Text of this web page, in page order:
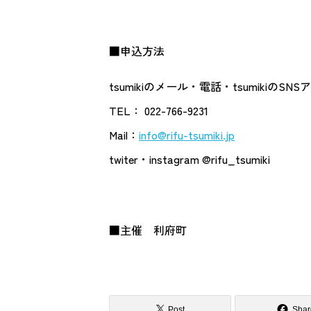
■申込方法
tsumikiのメール・電話・tsumikiのSNS
TEL： 022-766-9231
Mail： info@rifu-tsumiki.jp
twiter・instagram @rifu_tsumiki
■主催 利府町